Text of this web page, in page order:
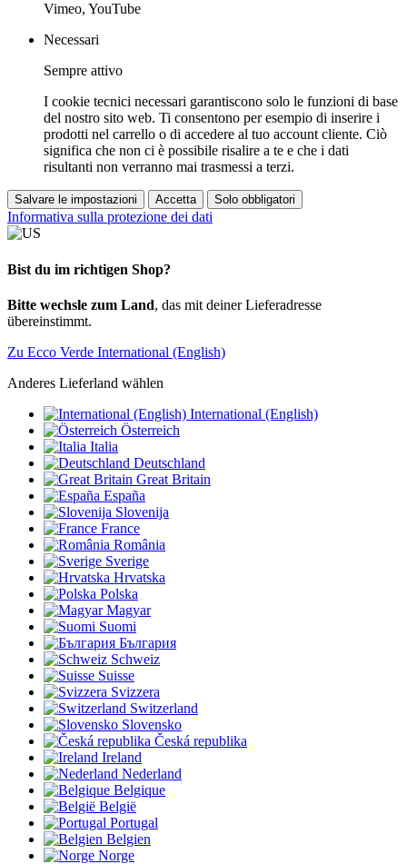
Vimeo, YouTube
Necessari
Sempre attivo
I cookie tecnici necessari garantiscono solo le funzioni di base
del nostro sito web. Ti consentono per esempio di inserire i
prodotti nel carrello o di accedere al tuo account cliente. Ciò
significa che non ci è possibile risalire a te e che i dati
risultanti non verranno mai trasmessi a terzi.
Salvare le impostazioni Accetta Solo obbligatori
Informativa sulla protezione dei dati
Bist du im richtigen Shop?
Bitte wechsle zum Land, das mit deiner Lieferadresse
übereinstimmt.
Zu Ecco Verde International (English)
Anderes Lieferland wählen
International (English)
Österreich
Italia
Deutschland
Great Britain
España
Slovenija
France
România
Sverige
Hrvatska
Polska
Magyar
Suomi
България
Schweiz
Suisse
Svizzera
Switzerland
Slovensko
Česká republika
Ireland
Nederland
Belgique
België
Portugal
Belgien
Norge